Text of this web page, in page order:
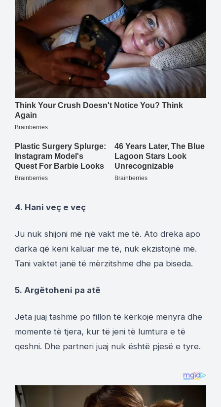
4. Hani veç e veç
Ju nuk shijoni më një vakt me të. Ato dreka apo
darka që keni kaluar me të, nuk ekzistojnë më.
Tani vaktet janë të mërzitshme dhe pa biseda.
5. Argëtoheni pa atë
Jeta juaj tashmë po fillon të kërkojë mënyra dhe
momente të tjera, kur të jeni të lumtura e të
qeshni. Dhe partneri juaj nuk është pjesë e tyre.